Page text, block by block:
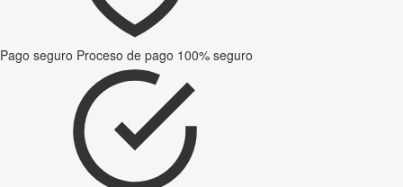
Pago seguro Proceso de pago 100% seguro